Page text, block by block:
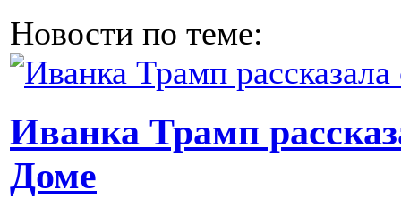
Новости по теме:
Иванка Трамп
Доме